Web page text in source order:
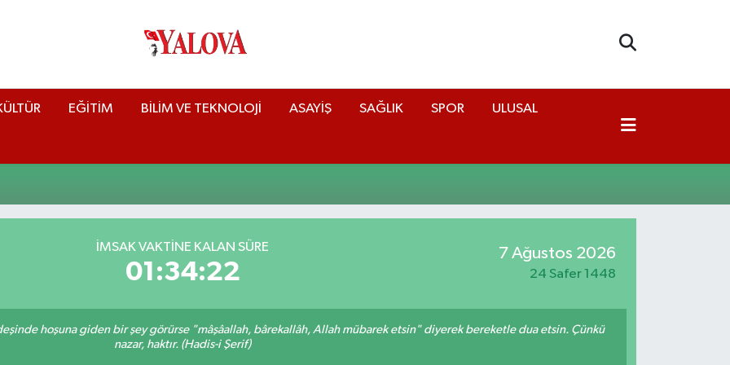
EĞİTİM BİLİM VE TEKNOLOJİ ASAYİŞ SAĞLIK SPOR ULUSAL
İMSAK VAKTİNE KALAN SÜRE
01:34:21
7 Ağustos 2026
24 Safer 1448
hoşuna giden bir şey görürse "mâşâallah, bârekallâh, Allah mübarek etsin" diyerek bereketle dua etsin. Çünkü
nazar, haktır. (Hadis-i Şerif)